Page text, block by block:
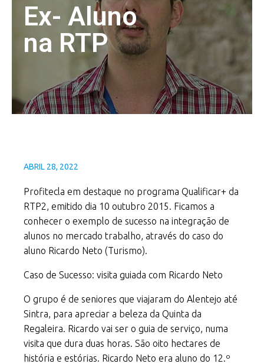
Ex- Aluno
na RTP
ABRIL 28, 2022
Profitecla em destaque no programa Qualificar+ da
RTP2, emitido dia 10 outubro 2015. Ficamos a
conhecer o exemplo de sucesso na integração de
alunos no mercado trabalho, através do caso do
aluno Ricardo Neto (Turismo).
Caso de Sucesso: visita guiada com Ricardo Neto
O grupo é de seniores que viajaram do Alentejo até
Sintra, para apreciar a beleza da Quinta da
Regaleira. Ricardo vai ser o guia de serviço, numa
visita que dura duas horas. São oito hectares de
história e estórias. Ricardo Neto era aluno do 12.º